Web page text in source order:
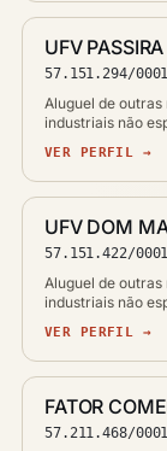
UFV
57.151.294/
Aluguel de
industriais não
VER PERFIL →
UFV DOM
57.151.422/
Aluguel de
industriais não
VER PERFIL →
FATOR
57.211.468/